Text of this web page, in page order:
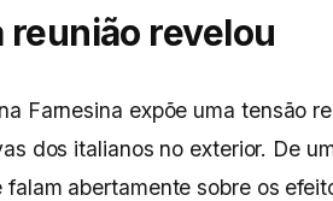
reunião revelou
Farnesina expõe uma tensão
dos italianos no exterior. De
falam abertamente sobre os